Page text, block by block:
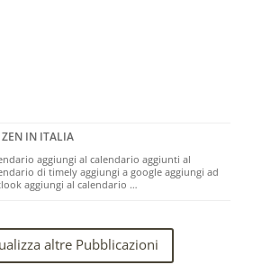
ZEN IN ITALIA
aggiungi al calendario aggiunti al
di timely aggiungi a google aggiungi ad
aggiungi al calendario …
altre Pubblicazioni